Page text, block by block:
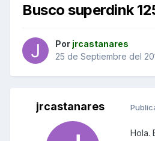
Busco superdink
Por jrcastanares
25 de Septiembre del
jrcastanares
Hola.